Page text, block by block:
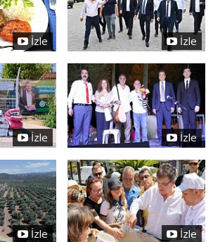
İzle İzle
İzle İzle
İzle İzle